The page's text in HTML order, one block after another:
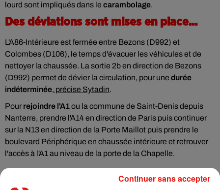
lourd sont impliqués dans le carambolage.
Des déviations sont mises en place...
L'A86-Intérieure est fermée entre Bezons (D992) et
Colombes (D106), le temps d'évacuer les véhicules et de
nettoyer la chaussée. La sortie 2b en direction de Bezons
(D992) permet de dévier la circulation, pour une durée
indéterminée, précise Sytadin.
Pour rejoindre l'A1ou la commune de Saint-Denis depuis
Nanterre, prendre l'A14 en direction de Paris puis continuer
sur la N13 en direction de la Porte Maillot puis prendre le
boulevard Périphérique en chaussée intérieure et retrouver
l'accès à l'A1 au niveau de la porte de la Chapelle.
Continuer sans accepter